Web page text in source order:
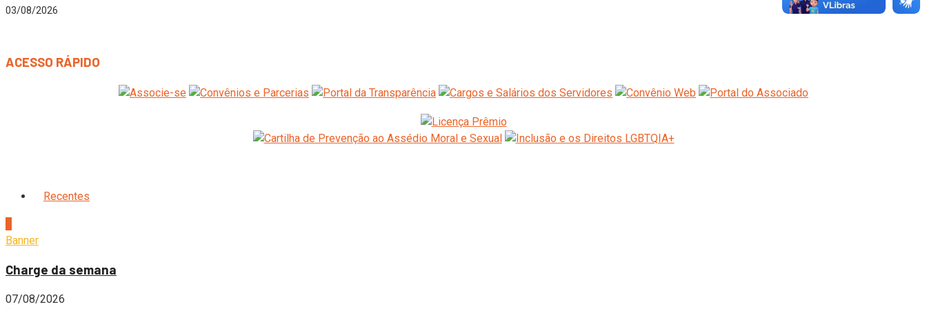
03/08/2026
ACESSO RÁPIDO
Recentes
Banner
Charge da semana
07/08/2026